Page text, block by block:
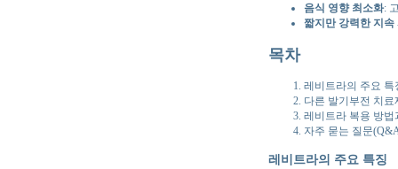
음식 영향 최소화:
짧지만 강력한 지속
목차
레비트라의 주요 특
다른 발기부전 치료
레비트라 복용 방법
자주 묻는 질문
레비트라의 주요 특징